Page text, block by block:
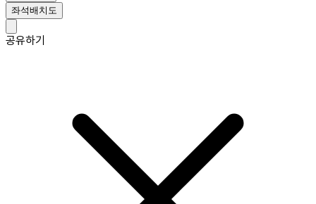
좌석배치도
공유하기